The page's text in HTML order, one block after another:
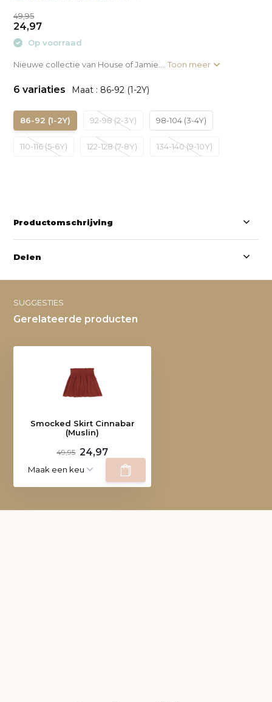
49,95
24,97
Op voorraad
Nieuwe collectie van House of Jamie....Toon meer
6 variaties Maat : 86-92 (1-2Y)
86-92 (1-2Y) 92-98 (2-3Y) 98-104 (3-4Y)
110-116 (5-6Y) 122-128 (7-8Y) 134-140 (9-10Y)
Productomschrijving
Delen
SUGGESTIES
Gerelateerde producten
Smocked Skirt Cinnabar
(Muslin)
49,95 24,97